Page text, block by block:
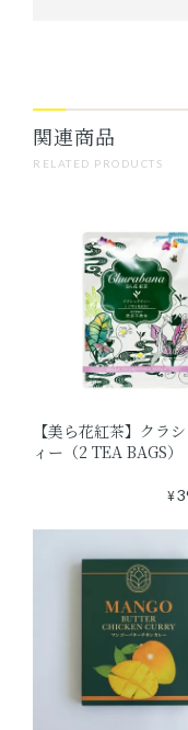
RELATED PRODUCTS
関連商品
【美ら花紅茶】クラ
ィー（2 TEA BAGS）
¥